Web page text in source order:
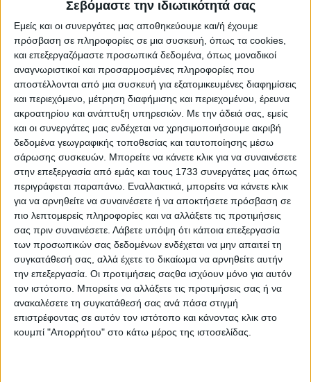
Σεβόμαστε την ιδιωτικότητά σας
Εμείς και οι συνεργάτες μας αποθηκεύουμε και/ή έχουμε
πρόσβαση σε πληροφορίες σε μια συσκευή, όπως τα cookies,
και επεξεργαζόμαστε προσωπικά δεδομένα, όπως μοναδικοί
αναγνωριστικοί και προσαρμοσμένες πληροφορίες που
αποστέλλονται από μια συσκευή για εξατομικευμένες διαφημίσεις
και περιεχόμενο, μέτρηση διαφήμισης και περιεχομένου, έρευνα
ακροατηρίου και ανάπτυξη υπηρεσιών. Με την άδειά σας, εμείς
και οι συνεργάτες μας ενδέχεται να χρησιμοποιήσουμε ακριβή
δεδομένα γεωγραφικής τοποθεσίας και ταυτοποίησης μέσω
σάρωσης συσκευών. Μπορείτε να κάνετε κλικ για να συναινέσετε
στην επεξεργασία από εμάς και τους 1733 συνεργάτες μας όπως
περιγράφεται παραπάνω. Εναλλακτικά, μπορείτε να κάνετε κλικ
για να αρνηθείτε να συναινέσετε ή να αποκτήσετε πρόσβαση σε
πιο λεπτομερείς πληροφορίες και να αλλάξετε τις προτιμήσεις
σας πριν συναινέσετε. Λάβετε υπόψη ότι κάποια επεξεργασία
των προσωπικών σας δεδομένων ενδέχεται να μην απαιτεί τη
συγκατάθεσή σας, αλλά έχετε το δικαίωμα να αρνηθείτε αυτήν
την επεξεργασία. Οι προτιμήσεις σαςθα ισχύουν μόνο για αυτόν
τον ιστότοπο. Μπορείτε να αλλάξετε τις προτιμήσεις σας ή να
ανακαλέσετε τη συγκατάθεσή σας ανά πάσα στιγμή
επιστρέφοντας σε αυτόν τον ιστότοπο και κάνοντας κλικ στο
κουμπί "Απορρήτου" στο κάτω μέρος της ιστοσελίδας.
ΝΕΑ ΥΟΡΚΗ
Η παγκόσµια εικόνα δείχνει πως για την ώρα δεν θα
υπάρξει πρόβληµα διάθεσης ίνας, σε µια σεζόν όπου τα
κλωστήρια δεν βρίσκονται σε ιδιαίτερη φόρµα.
Βρισκόµαστε στην αρχή της συγκοµιδής και το
χρηµατιστήριο θα είναι πολύ ευαίσθητο ανάλογα µε τα
νέα από τις µεγάλες χώρες παραγωγής.
ΕΛΛΗΝΙΚΗ ΑΓΟΡΑ
Οι πρόσφατες βροχές ευτυχώς δεν έφεραν σηµαντικές
καταστροφές στην καλλιέργεια, εξαιρουµένων κάποιων
µεµονωµένων περιπτώσεων. Όλος ο κλάδος βρίσκεται εν
αναµονή της νέας σοδειάς, ενώ είναι πολύ κρίσιµο το
σηµείο που διανύουµε και θα πρέπει να βάλουµε τα
δυνατά µας όσον αφορά την ποιότητα. Είναι νωπές οι
µνήµες από τα περσινά ποιοτικά προβλήµατα και τις
δυσκολίες διάθεσης των υποδεέστερων χρωµάτων. Η
ζήτηση είναι βελτιωµένη σε σχέση µε την προηγούµενη
εβδοµάδα, εντούτοις η προσφορά είναι µικρή δεδοµένου
ότι οι εκκοκκιστές θέλουν να δουν πρώτα τα βαµβάκια
στις αποθήκες τους.